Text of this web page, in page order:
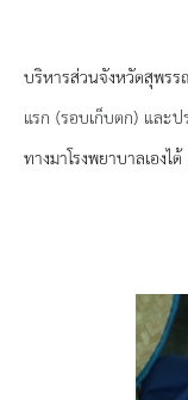
ยุทธศาสต
ประวัตินาย
รายการ อ
ข่าวประช
ประกาศจั
นายบุญชู จันทร์
บริหารส่วนจังหวัดสุพร
แรก (รอบเก็บตก) และ
ทางมาโรงพยาบาลเองได้